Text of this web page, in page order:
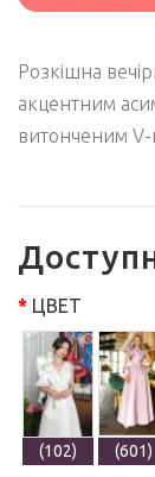
Розкішна
акцентним
витонченим V-
ЦВЕТ
(102) (601)